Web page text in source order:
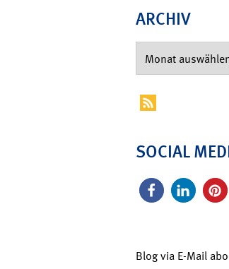
ARCHIV
SOCIAL
Blog via E-Mail